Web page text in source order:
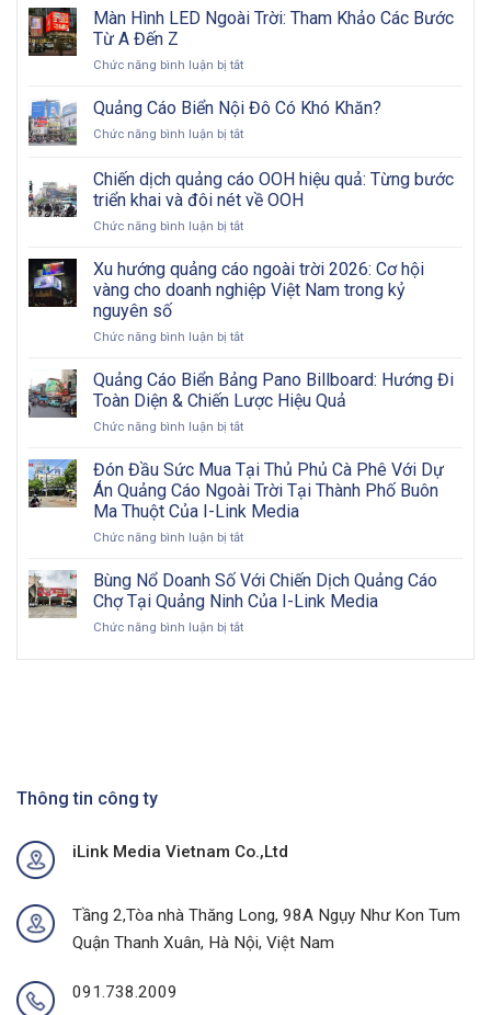
Màn Hình LED Ngoài Trời: Tham Khảo Các Bước
Từ A Đến Z
Chức năng bình luận bị tắtở
Hình
Ngoài
Tham
Khảo
Bước
A
Đến
Quảng Cáo Biển Nội Đô Có Khó Khăn?
Chức năng bình luận bị tắtở
Cáo
Biển
Nội
Đô
Khó
Khăn?
Chiến dịch quảng cáo OOH hiệu quả: Từng bước
triển khai và đôi nét về OOH
Chức năng bình luận bị tắtở
dịch
quảng
cáo
hiệu
Từng
bước
triển
khai
đôi
nét
về
Xu hướng quảng cáo ngoài trời 2026: Cơ hội
vàng cho doanh nghiệp Việt Nam trong kỷ
nguyên số
Chức năng bình luận bị tắtở
hướng
quảng
cáo
ngoài
2026:
Cơ
hội
vàng
cho
nghiệp
Việt
trong
Quảng Cáo Biển Bảng Pano Billboard: Hướng Đi
Toàn Diện & Chiến Lược Hiệu Quả
Chức năng bình luận bị tắtở
Cáo
Biển
Bảng
Pano
Billboard:
Đi
Toàn
Diện
&
Đón Đầu Sức Mua Tại Thủ Phủ Cà Phê Với Dự
Án Quảng Cáo Ngoài Trời Tại Thành Phố Buôn
Ma Thuột Của I-Link Media
Chức năng bình luận bị tắtở
Đầu
Sức
Mua
Tại
Tại
Buôn
Thuột
Bùng Nổ Doanh Số Với Chiến Dịch Quảng Cáo
Chợ Tại Quảng Ninh Của I-Link Media
Chức năng bình luận bị tắtở
Nổ
Quảng
Link
Media
Thông tin công ty
iLink Media Vietnam Co.,Ltd
Tầng 2,Tòa nhà Thăng Long, 98A Ngụy Như Kon Tum
Quận Thanh Xuân, Hà Nội, Việt Nam
091.738.2009